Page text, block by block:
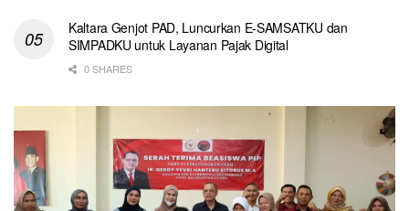
Kaltara Genjot PAD, Luncurkan E-SAMSATKU dan
SIMPADKU untuk Layanan Pajak Digital
0 SHARES